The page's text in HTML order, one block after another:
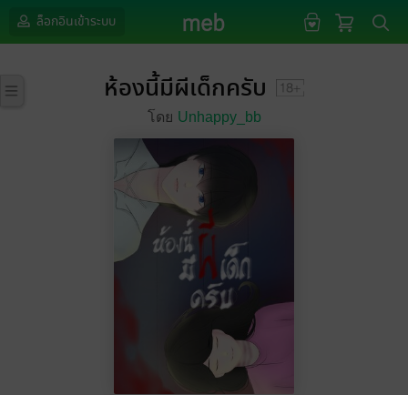
ล็อกอินเข้าระบบ
ห้องนี้มีผีเด็กครับ
โดย Unhappy_bb